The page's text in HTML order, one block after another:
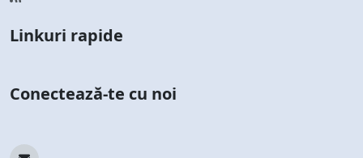
Linkuri rapide
Conectează-te cu noi